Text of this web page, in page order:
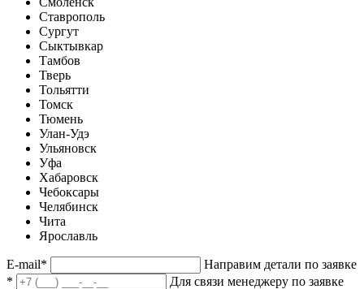
Ставрополь
Сургут
Сыктывкар
Тамбов
Тверь
Тольятти
Томск
Тюмень
Улан-Удэ
Ульяновск
Уфа
Хабаровск
Чебоксары
Челябинск
Чита
Ярославль
E-mail*
Направим детали по заявке
*
Для связи менеджеру по заявке